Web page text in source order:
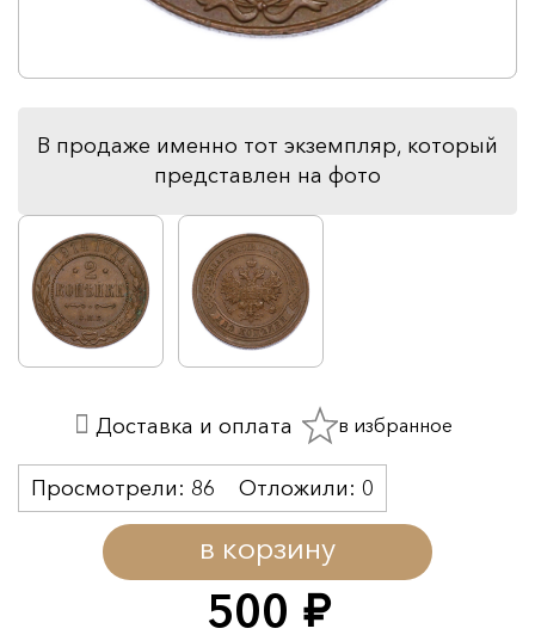
В продаже именно тот экземпляр, который
представлен на фото
500 руб.
в корзину
Просмотрели: 86 Отложили: 0
Доставка и оплата в избранное